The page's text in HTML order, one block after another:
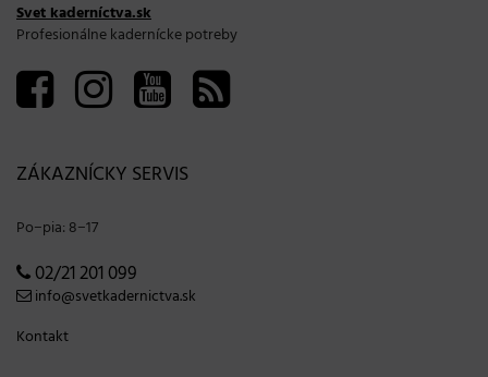
Svet kaderníctva.sk
Profesionálne kadernícke potreby
ZÁKAZNÍCKY SERVIS
Po−pia: 8−17
02/21 201 099
info@svetkadernictva.sk
Kontakt